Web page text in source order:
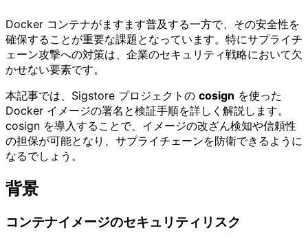
Docker コンテナがますます普及する一方で、その安全性を
確保することが重要な課題となっています。特にサプライチ
ェーン攻撃への対策は、企業のセキュリティ戦略において欠
かせない要素です。
本記事では、Sigstore プロジェクトの cosign を使った
Docker イメージの署名と検証手順を詳しく解説します。
cosign を導入することで、イメージの改ざん検知や信頼性
の担保が可能となり、サプライチェーンを防衛できるように
なるでしょう。
背景
コンテナイメージのセキュリティリスク